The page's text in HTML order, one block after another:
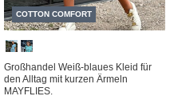
COTTON COMFORT
Großhandel Weiß-blaues Kleid für
den Alltag mit kurzen Ärmeln
MAYFLIES.